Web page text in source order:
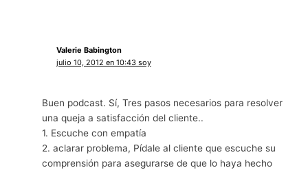
Valerie Babington
julio 10, 2012 en 10:43 soy
Buen podcast. Sí, Tres pasos necesarios para resolver
una queja a satisfacción del cliente..
1. Escuche con empatía
2. aclarar problema, Pídale al cliente que escuche su
comprensión para asegurarse de que lo haya hecho